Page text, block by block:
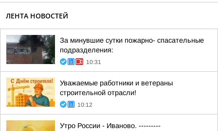
ЛЕНТА НОВОСТЕЙ
За минувшие сутки пожарно- спасательные
подразделения:
10:31
Уважаемые работники и ветераны
строительной отрасли!
10:12
Утро России - Иваново. ---------